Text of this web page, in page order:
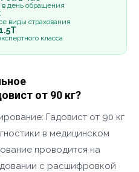
день обращения
виды страхования
класса
от 90 кг?
Гадовист от 90 кг
в медицинском
проводится на
с расшифровкой